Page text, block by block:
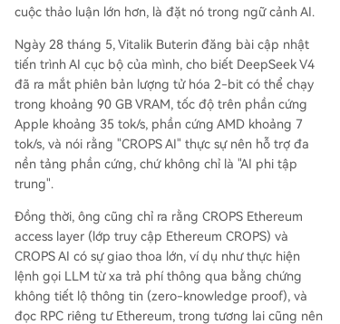
cuộc thảo luận lớn hơn, là đặt nó trong ngữ cảnh AI.
Ngày 28 tháng 5, Vitalik Buterin đăng bài cập nhật
tiến trình AI cục bộ của mình, cho biết DeepSeek V4
đã ra mắt phiên bản lượng tử hóa 2-bit có thể chạy
trong khoảng 90 GB VRAM, tốc độ trên phần cứng
Apple khoảng 35 tok/s, phần cứng AMD khoảng 7
tok/s, và nói rằng "CROPS AI" thực sự nên hỗ trợ đa
nền tảng phần cứng, chứ không chỉ là "AI phi tập
trung".
Đồng thời, ông cũng chỉ ra rằng CROPS Ethereum
access layer (lớp truy cập Ethereum CROPS) và
CROPS AI có sự giao thoa lớn, ví dụ như thực hiện
lệnh gọi LLM từ xa trả phí thông qua bằng chứng
không tiết lộ thông tin (zero-knowledge proof), và
đọc RPC riêng tư Ethereum, trong tương lai cũng nên